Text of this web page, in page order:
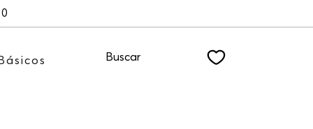
Básicos Buscar